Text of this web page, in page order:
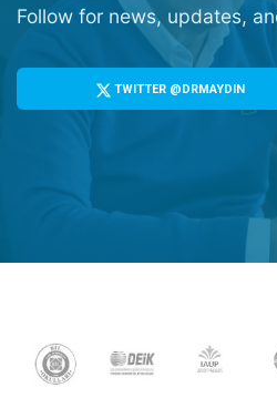
Follow for news, updates,
TWITTER @DRMAYDIN